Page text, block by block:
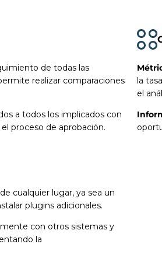
de todas las
realizar comparaciones
a todos los implicados con
proceso de aprobación.
la
el
cualquier lugar, ya sea un
plugins adicionales.
con otros sistemas y
la